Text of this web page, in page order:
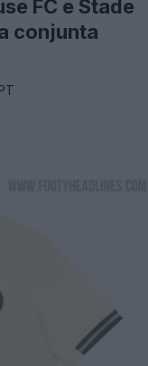
FC e Stade
conjunta